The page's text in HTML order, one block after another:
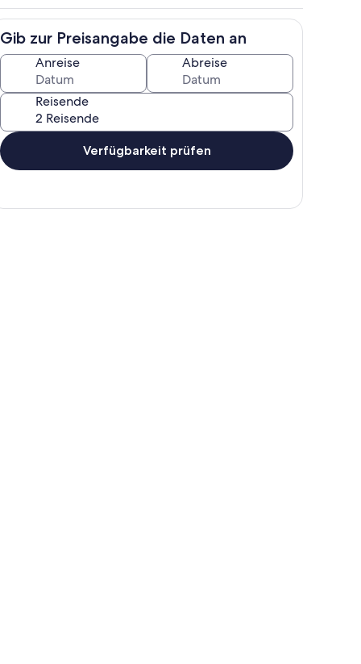
Zimmer
Gib zur Preisangabe die Daten an
Anreise Abreise
Reisende
Verfügbarkeit prüfen